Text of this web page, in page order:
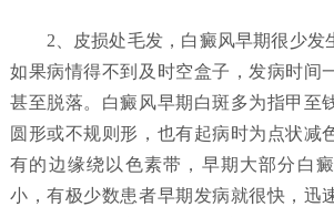
2、皮损处毛发，白癜风早期很少发
如果病情得不到及时空盒子，发病时间
甚至脱落。白癜风早期白斑多为指甲至
圆形或不规则形，也有起病时为点状减
有的边缘绕以色素带，早期大部分白
小，有极少数患者早期发病就很快，迅